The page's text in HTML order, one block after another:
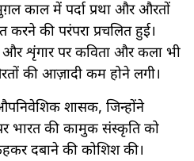
काल में पर्दा प्रथा और औरतों
करने की परंपरा प्रचलित हुई।
और शृंगार पर कविता और कला भी
की आज़ादी कम होने लगी।
शासक, जिन्होंने
भारत की कामुक संस्कृति को
दबाने की कोशिश की।